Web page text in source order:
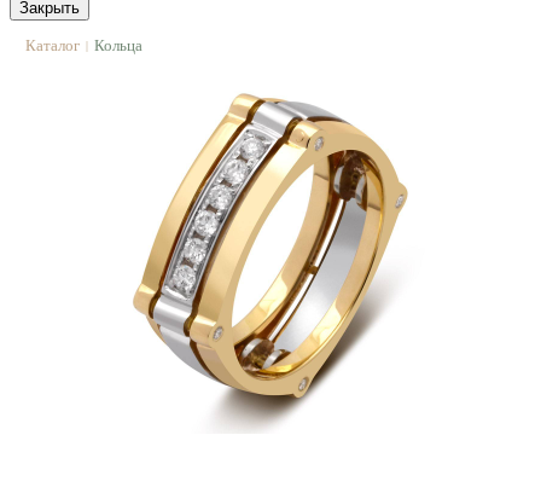
Закрыть
Каталог | Кольца